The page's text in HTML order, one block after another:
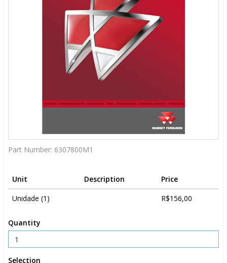
Part Number: 6307800M1
Unit Description
Price
Unidade (1)
R$156,00
Quantity
Selection